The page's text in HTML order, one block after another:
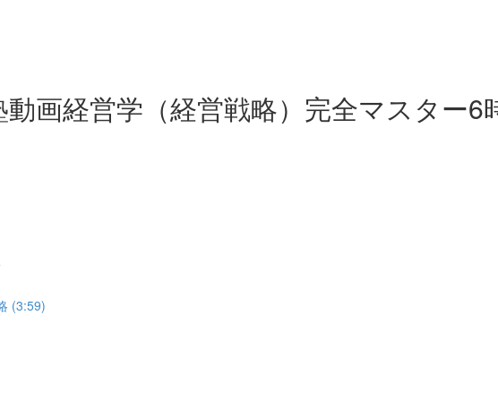
画経営学（経営戦略）完全マスター6
(3:59)